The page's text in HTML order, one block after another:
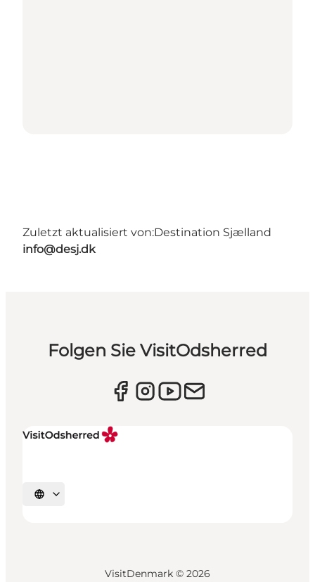
Zuletzt aktualisiert von:Destination Sjælland
info@desj.dk
Folgen Sie VisitOdsherred
Sprache auswählen
VisitDenmark © 2026